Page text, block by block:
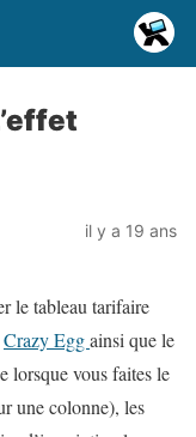
il y a 19 ans
le tableau tarifaire
Crazy Eggainsi que le
lorsque vous faites le
une colonne), les